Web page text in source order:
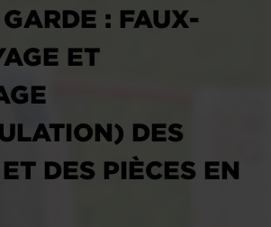
: FAUX-
ET
DES
DES PIÈCES EN